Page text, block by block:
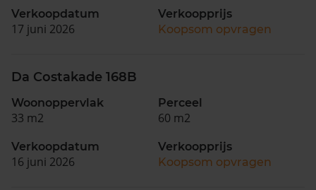
Verkoopdatum
17 juni 2026
Verkoopprijs
Koopsom opvragen
Da Costakade 168B
Woonoppervlak
33 m2
Perceel
60 m2
Verkoopdatum
16 juni 2026
Verkoopprijs
Koopsom opvragen